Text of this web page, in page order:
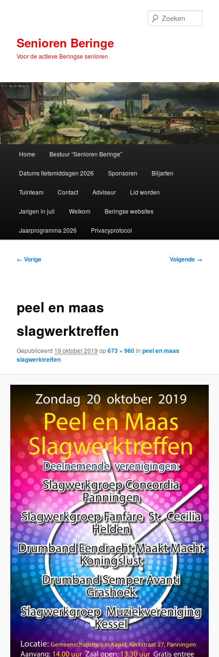
inhoudSenioren Beringe
Voor de actieve Beringse senioren
Home Bestuur “Senioren Beringe”
Datums fietsmiddagen 2026 Sponsoren Biljarten
Tuinteam Contact Adviseur Lid worden
Jarigen in juli Welkom Beringse websites
Jaarprogramma 2026 Privacyprotocol
Afbeeldingsnavigatie
← Vorige Volgende →
peel en maas
slagwerktreffen
Gepubliceerd 19 oktober 2019 op673 × 960inpeel en maas
slagwerktreffen